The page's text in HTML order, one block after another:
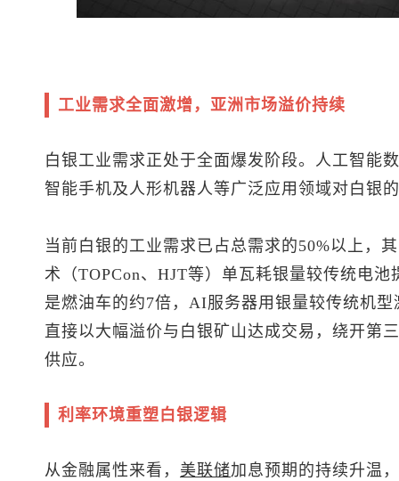
工业需求全面激增，亚洲市场溢价持续
白银工业需求正处于全面爆发阶段。人工智能
智能手机及人形机器人等广泛应用领域对白银
当前白银的工业需求已占总需求的50%以上，
术（TOPCon、HJT等）单瓦耗银量较传统电
是燃油车的约7倍，AI服务器用银量较传统机
直接以大幅溢价与白银矿山达成交易，绕开第
供应。
利率环境重塑白银逻辑
从金融属性来看， 美联储加息预期的持续升温